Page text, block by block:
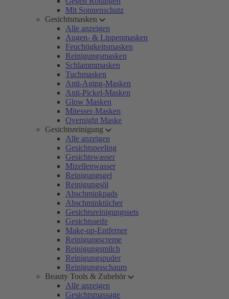
Mit Sonnenschutz
Gesichtsmasken
Alle anzeigen
Augen- & Lippenmasken
Feuchtigkeitsmasken
Reinigungsmasken
Schlammmasken
Tuchmasken
Anti-Aging-Masken
Anti-Pickel-Masken
Glow Masken
Mitesser-Masken
Overnight Maske
Gesichtsreinigung
Alle anzeigen
Gesichtspeeling
Gesichtswasser
Mizellenwasser
Reinigungsgel
Reinigungsöl
Abschminkpads
Abschminktücher
Gesichtsreinigungssets
Gesichtsseife
Make-up-Entferner
Reinigungscreme
Reinigungsmilch
Reinigungspuder
Reinigungsschaum
Beauty Tools & Zubehör
Alle anzeigen
Gesichtsmassage